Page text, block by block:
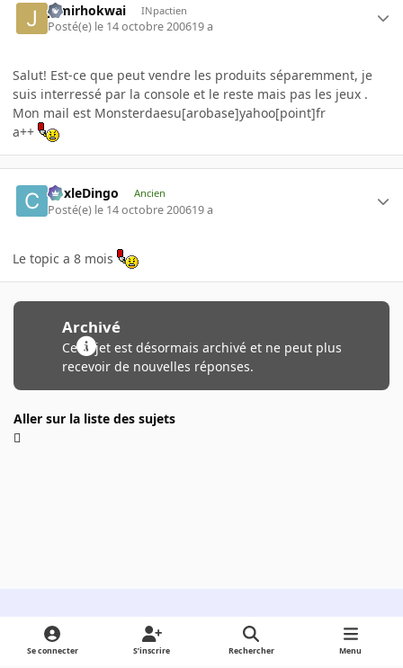
jamirhokwai INpactien
Posté(e) le 14 octobre 200619 a
Salut! Est-ce que peut vendre les produits séparemment, je
suis interressé par la console et le reste mais pas les jeux .
Mon mail est Monsterdaesu[arobase]yahoo[point]fr
a++
CoxleDingo Ancien
Posté(e) le 14 octobre 200619 a
Le topic a 8 mois
Archivé
Ce sujet est désormais archivé et ne peut plus
recevoir de nouvelles réponses.
Aller sur la liste des sujets
Light ModeDark ModeSystem Preference
Se connecter S’inscrire Rechercher Menu